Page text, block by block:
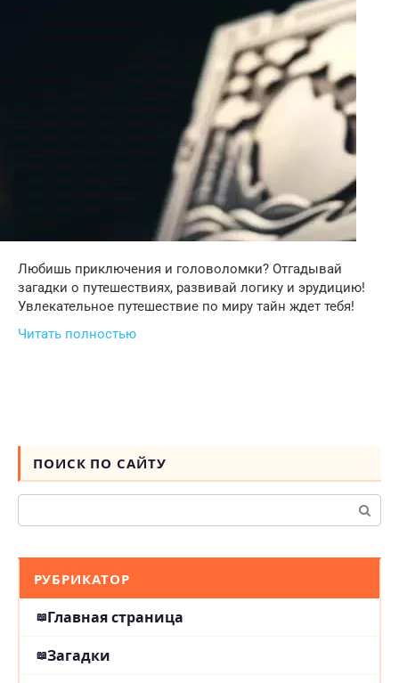
Любишь приключения и головоломки? Отгадывай
загадки о путешествиях, развивай логику и эрудицию!
Увлекательное путешествие по миру тайн ждет тебя!
Читать полностью
ПОИСК ПО САЙТУ
РУБРИКАТОР
Главная страница
Загадки